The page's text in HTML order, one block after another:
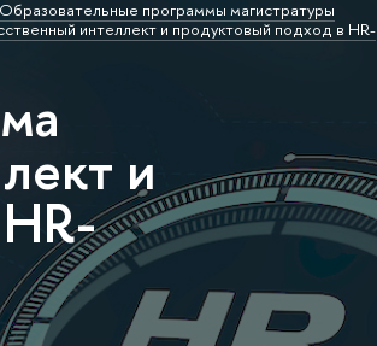
Образовательные программы магистратуры
интеллект и продуктовый подход в HR-
и